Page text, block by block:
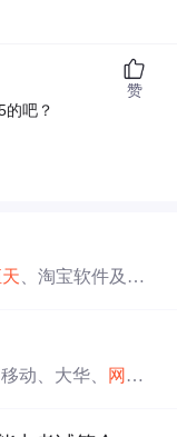
的吧？
赞
、淘宝软件及杭
动、大华、
网新